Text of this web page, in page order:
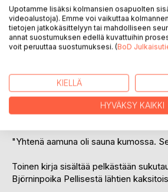
"Kalle oli Viron vapaussovassa ajanu
Kaks hevosta oli sen kuorman eessä.
konekiväärisuihku ruvennu lapattamaa
pillastunu ja lähteny laukkaan. Kalle oli
meinas vähä ontua."
Ylpeän sorttinen Alina, jolla
tarkastelee elämäänsä valoisasti,
"Yhtenä aamuna oli sauna kumossa.
Toinen kirja sisältää pelkästään
Björninpoika Pellisestä lähtien
Upotamme lisäksi kolmansien osapuolten
videoalustoja). Emme voi vaikuttaa
tietojen jatkokäsittelyyn tai mahdolliseen
annat suostumuksen edellä kuvattuihin
voit peruuttaa suostumuksesi. (BoD
KIELLÄ
HYVÄKSY KAIKKI